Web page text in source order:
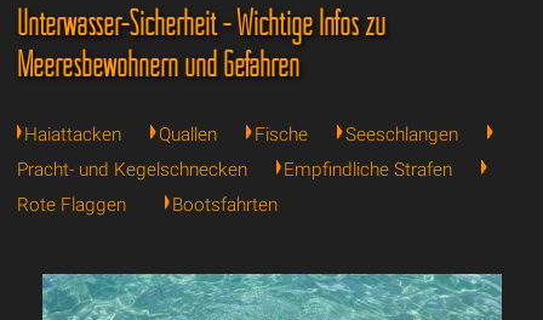
Unterwasser-Sicherheit - Wichtige Infos zu
Meeresbewohnern und Gefahren
Haiattacken Quallen Fische
Seeschlangen
Pracht- und Kegelschnecken
Empfindliche Strafen
Rote Flaggen
Bootsfahrten